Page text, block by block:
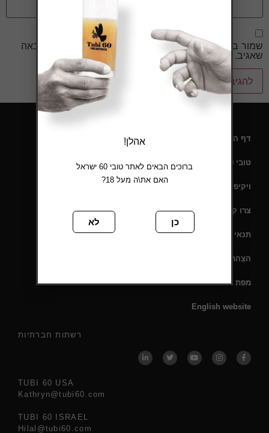
שמור בדפדפן זה את השם, האימייל והאתר שלי לפעם הבאה
שאגיב.
רשתות חברתיות
TUBI 60 USA
Kathryn@tubi60.com
TUBI 60 ISRAEL
Hilal@tubi60.com
דף הבית
טובי 60 – תעודת כשרות
ויקיפדיה
צרו קשר
תנאי שימוש
הצהרת נגישות
מפת אתר
English website
אהלן!
ברוכים הבאים לאתר טובי 60 ישראל
האם את\ה מעל 18?
כן לא